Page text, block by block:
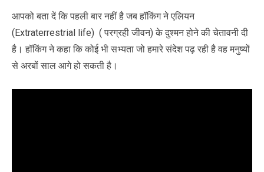
आपको बता दें कि पहली बार नहीं है जब हॉकिंग ने एलियन
(Extraterrestrial life) ( परग्रही जीवन) के दुश्‍मन होने की चेतावनी दी
है। हॉकिंग ने कहा कि कोई भी सभ्‍यता जो हमारे संदेश पढ़ रही है वह मनुष्‍यों
से अरबों साल आगे हो सकती है।